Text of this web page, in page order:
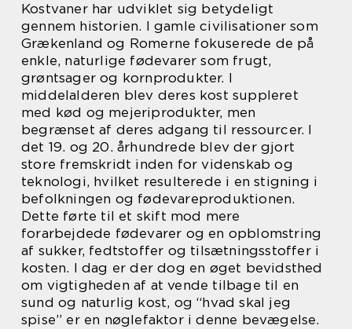
Kostvaner har udviklet sig betydeligt
gennem historien. I gamle civilisationer som
Grækenland og Romerne fokuserede de på
enkle, naturlige fødevarer som frugt,
grøntsager og kornprodukter. I
middelalderen blev deres kost suppleret
med kød og mejeriprodukter, men
begrænset af deres adgang til ressourcer. I
det 19. og 20. århundrede blev der gjort
store fremskridt inden for videnskab og
teknologi, hvilket resulterede i en stigning i
befolkningen og fødevareproduktionen.
Dette førte til et skift mod mere
forarbejdede fødevarer og en opblomstring
af sukker, fedtstoffer og tilsætningsstoffer i
kosten. I dag er der dog en øget bevidsthed
om vigtigheden af at vende tilbage til en
sund og naturlig kost, og “hvad skal jeg
spise” er en nøglefaktor i denne bevægelse.